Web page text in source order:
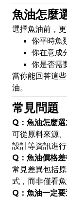
魚油怎麼
選擇魚油前，
你平時魚
你在意成
你是否需
當你能回答這
油。
常見問題
Q：魚油怎麼
可從原料來源
設計等資訊進
Q：魚油價格
常見差異包括
式，而非僅看魚
Q：魚油一定